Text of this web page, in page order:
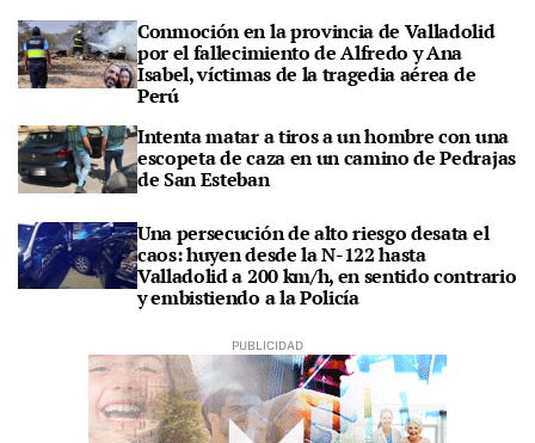
Conmoción en la provincia de Valladolid
por el fallecimiento de Alfredo y Ana
Isabel, víctimas de la tragedia aérea de
Perú
Intenta matar a tiros a un hombre con una
escopeta de caza en un camino de Pedrajas
de San Esteban
Una persecución de alto riesgo desata el
caos: huyen desde la N-122 hasta
Valladolid a 200 km/h, en sentido contrario
y embistiendo a la Policía